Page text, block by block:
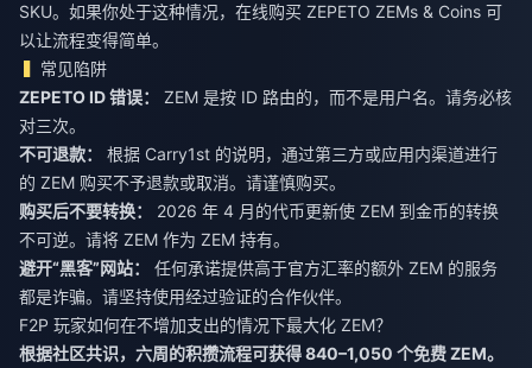
SKU。如果你处于这种情况， 在线购买 ZEPETO ZEMs & Coins 可
以让流程变得简单。
常见陷阱
ZEPETO ID 错误：
ZEM 是按 ID 路由的，而不是用户名。请务必核
对三次。
不可退款：
根据 Carry1st 的说明，通过第三方或应用内渠道进行
的 ZEM 购买不予退款或取消。请谨慎购买。
购买后不要转换：
2026 年 4 月的代币更新使 ZEM 到金币的转换
不可逆。请将 ZEM 作为 ZEM 持有。
避开“黑客”网站：
任何承诺提供高于官方汇率的额外 ZEM 的服务
都是诈骗。请坚持使用经过验证的合作伙伴。
F2P 玩家如何在不增加支出的情况下最大化 ZEM？
根据社区共识，六周的积攒流程可获得 840–1,050 个免费 ZEM。